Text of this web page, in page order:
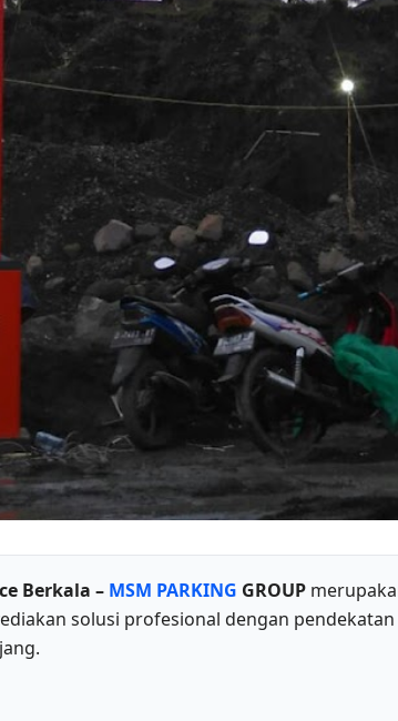
Berkala – MSM PARKING GROUP
solusi profesional dengan